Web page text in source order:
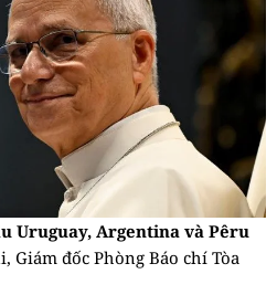
Uruguay, Argentina và Pêru
Giám đốc Phòng Báo chí Tòa